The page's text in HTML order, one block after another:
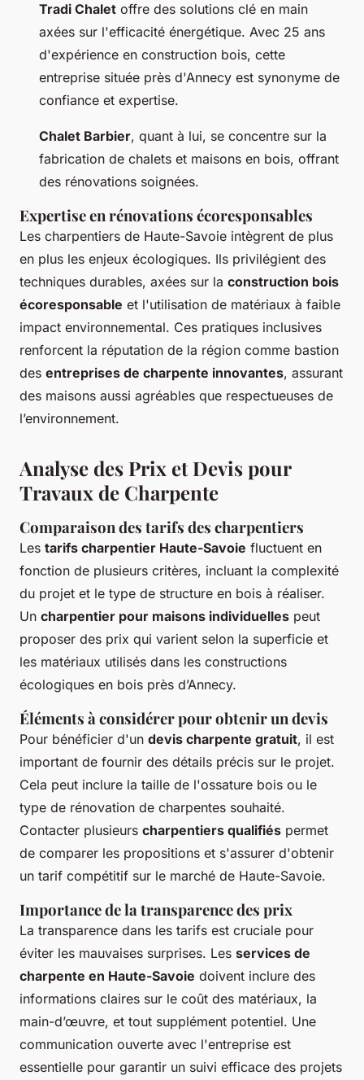
Tradi Chalet offre des solutions clé en main
axées sur l'efficacité énergétique. Avec 25 ans
d'expérience en construction bois, cette
entreprise située près d'Annecy est synonyme de
confiance et expertise.
Chalet Barbier, quant à lui, se concentre sur la
fabrication de chalets et maisons en bois, offrant
des rénovations soignées.
Expertise en rénovations écoresponsables
Les charpentiers de Haute-Savoie intègrent de plus
en plus les enjeux écologiques. Ils privilégient des
techniques durables, axées sur la construction bois
écoresponsable et l'utilisation de matériaux à faible
impact environnemental. Ces pratiques inclusives
renforcent la réputation de la région comme bastion
des entreprises de charpente innovantes, assurant
des maisons aussi agréables que respectueuses de
l’environnement.
Analyse des Prix et Devis pour
Travaux de Charpente
Comparaison des tarifs des charpentiers
Les tarifs charpentier Haute-Savoie fluctuent en
fonction de plusieurs critères, incluant la complexité
du projet et le type de structure en bois à réaliser.
Un charpentier pour maisons individuelles peut
proposer des prix qui varient selon la superficie et
les matériaux utilisés dans les constructions
écologiques en bois près d’Annecy.
Éléments à considérer pour obtenir un devis
Pour bénéficier d'un devis charpente gratuit, il est
important de fournir des détails précis sur le projet.
Cela peut inclure la taille de l'ossature bois ou le
type de rénovation de charpentes souhaité.
Contacter plusieurs charpentiers qualifiés permet
de comparer les propositions et s'assurer d'obtenir
un tarif compétitif sur le marché de Haute-Savoie.
Importance de la transparence des prix
La transparence dans les tarifs est cruciale pour
éviter les mauvaises surprises. Les services de
charpente en Haute-Savoie doivent inclure des
informations claires sur le coût des matériaux, la
main-d’œuvre, et tout supplément potentiel. Une
communication ouverte avec l'entreprise est
essentielle pour garantir un suivi efficace des projets